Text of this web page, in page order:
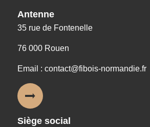
Antenne
35 rue de Fontenelle
76 000 Rouen
Email : contact@fibois-normandie.fr
Siège social